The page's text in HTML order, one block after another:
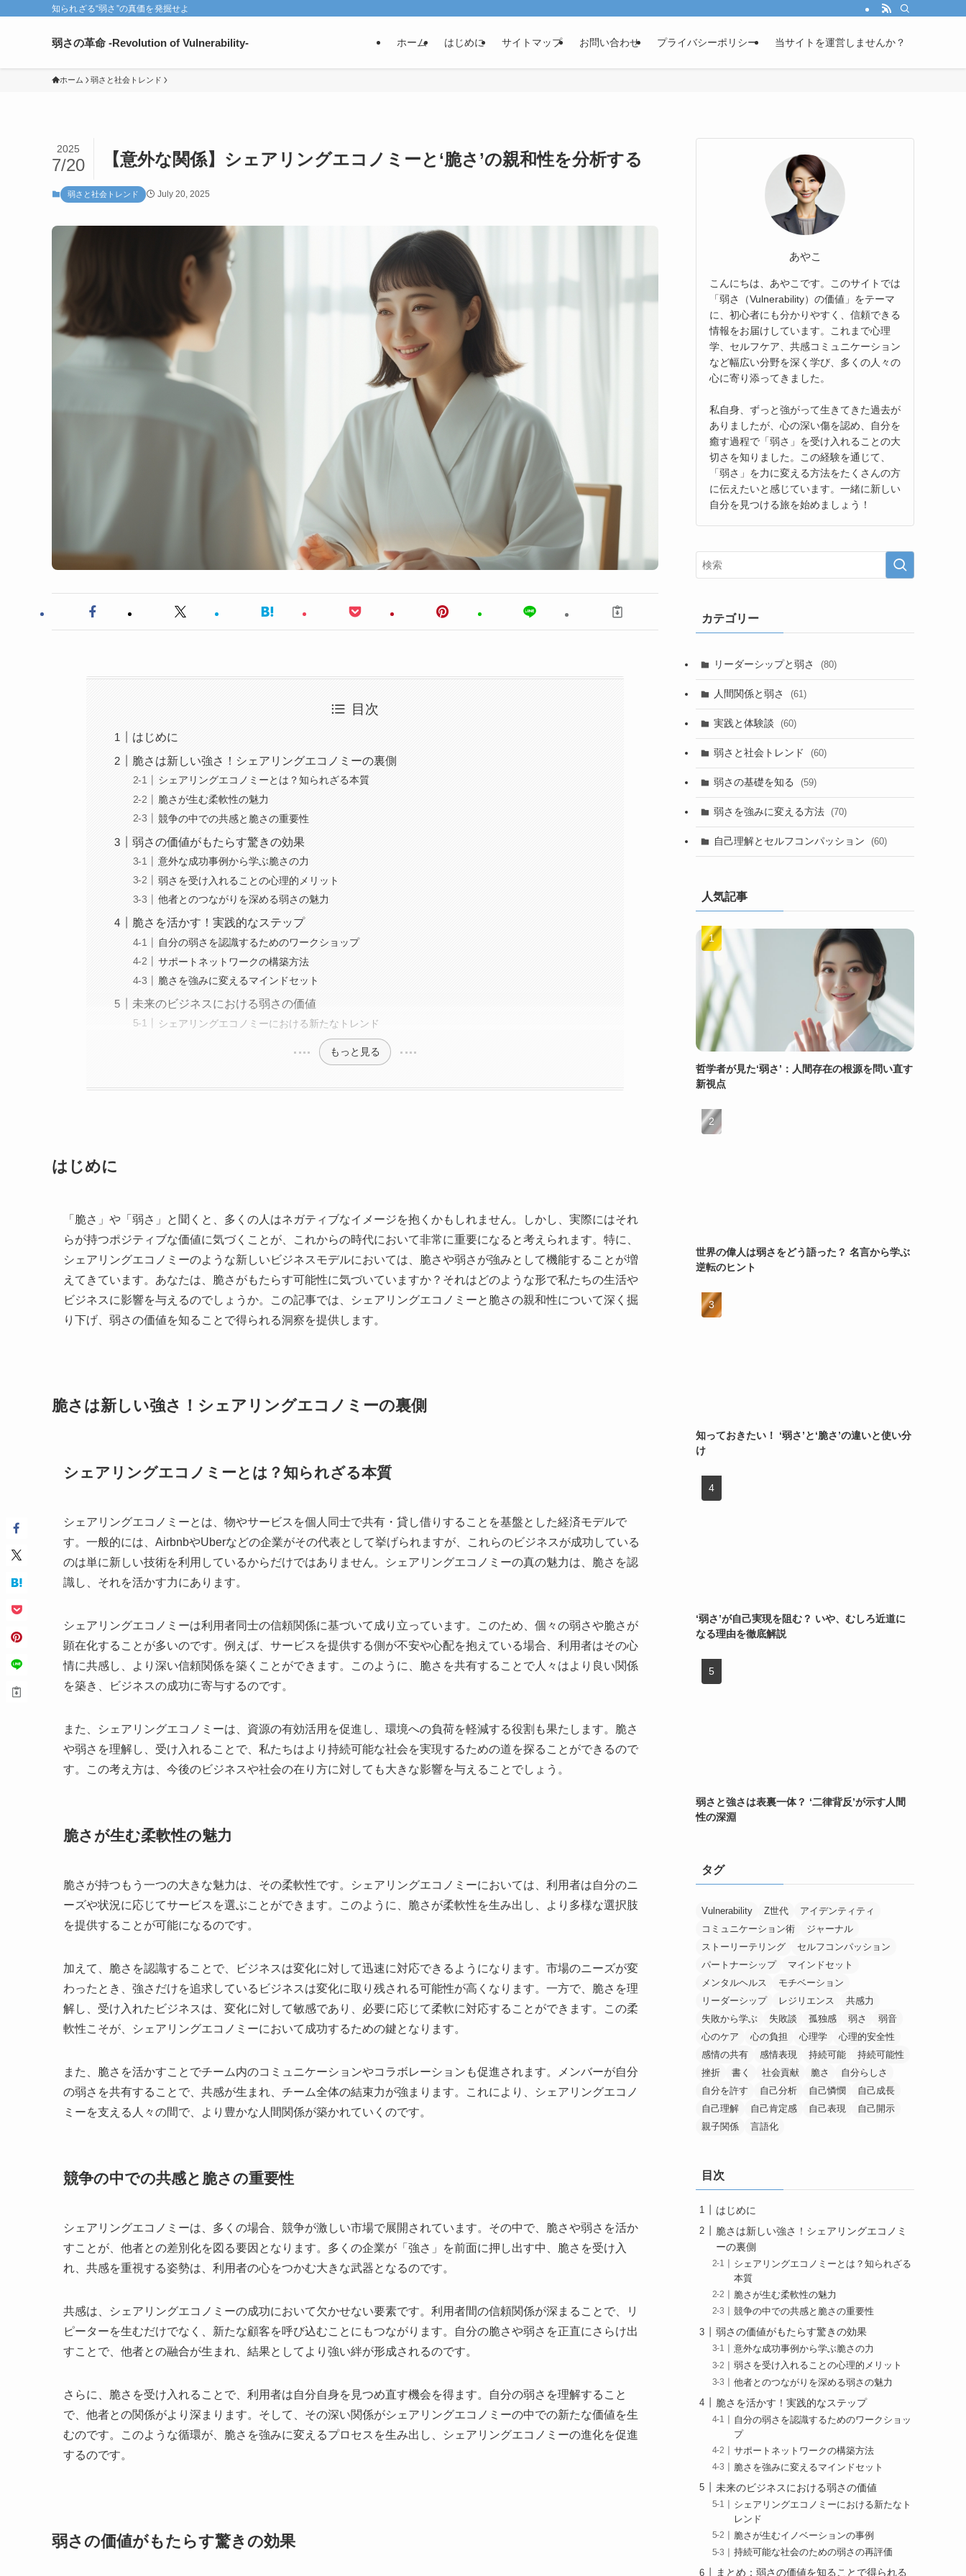
知られざる“弱さ”の真価を発掘せよ
弱さの革命 -Revolution of Vulnerability- ホーム はじめに サイトマップ お問い合わせ プライバシーポリシー 当サイトを運営しませんか？
ホーム 弱さと社会トレンド
【意外な関係】シェアリングエコノミーと‘脆さ’の親和性を分析する
2025
7/20
弱さと社会トレンド July 20, 2025
目次
はじめに
脆さは新しい強さ！シェアリングエコノミーの裏側
シェアリングエコノミーとは？知られざる本質
脆さが生む柔軟性の魅力
競争の中での共感と脆さの重要性
弱さの価値がもたらす驚きの効果
意外な成功事例から学ぶ脆さの力
弱さを受け入れることの心理的メリット
他者とのつながりを深める弱さの魅力
脆さを活かす！実践的なステップ
自分の弱さを認識するためのワークショップ
サポートネットワークの構築方法
脆さを強みに変えるマインドセット
未来のビジネスにおける弱さの価値
シェアリングエコノミーにおける新たなトレンド
もっと見る
はじめに
「脆さ」や「弱さ」と聞くと、多くの人はネガティブなイメージを抱くかもしれません。しかし、実際にはそれ
らが持つポジティブな価値に気づくことが、これからの時代において非常に重要になると考えられます。特に、
シェアリングエコノミーのような新しいビジネスモデルにおいては、脆さや弱さが強みとして機能することが増
えてきています。あなたは、脆さがもたらす可能性に気づいていますか？それはどのような形で私たちの生活や
ビジネスに影響を与えるのでしょうか。この記事では、シェアリングエコノミーと脆さの親和性について深く掘
り下げ、弱さの価値を知ることで得られる洞察を提供します。
脆さは新しい強さ！シェアリングエコノミーの裏側
シェアリングエコノミーとは？知られざる本質
シェアリングエコノミーとは、物やサービスを個人同士で共有・貸し借りすることを基盤とした経済モデルで
す。一般的には、AirbnbやUberなどの企業がその代表として挙げられますが、これらのビジネスが成功している
のは単に新しい技術を利用しているからだけではありません。シェアリングエコノミーの真の魅力は、脆さを認
識し、それを活かす力にあります。
シェアリングエコノミーは利用者同士の信頼関係に基づいて成り立っています。このため、個々の弱さや脆さが
顕在化することが多いのです。例えば、サービスを提供する側が不安や心配を抱えている場合、利用者はその心
情に共感し、より深い信頼関係を築くことができます。このように、脆さを共有することで人々はより良い関係
を築き、ビジネスの成功に寄与するのです。
また、シェアリングエコノミーは、資源の有効活用を促進し、環境への負荷を軽減する役割も果たします。脆さ
や弱さを理解し、受け入れることで、私たちはより持続可能な社会を実現するための道を探ることができるので
す。この考え方は、今後のビジネスや社会の在り方に対しても大きな影響を与えることでしょう。
脆さが生む柔軟性の魅力
脆さが持つもう一つの大きな魅力は、その柔軟性です。シェアリングエコノミーにおいては、利用者は自分のニ
ーズや状況に応じてサービスを選ぶことができます。このように、脆さが柔軟性を生み出し、より多様な選択肢
を提供することが可能になるのです。
加えて、脆さを認識することで、ビジネスは変化に対して迅速に対応できるようになります。市場のニーズが変
わったとき、強さだけを追求しているビジネスは変化に取り残される可能性が高くなります。一方で、脆さを理
解し、受け入れたビジネスは、変化に対して敏感であり、必要に応じて柔軟に対応することができます。この柔
軟性こそが、シェアリングエコノミーにおいて成功するための鍵となります。
また、脆さを活かすことでチーム内のコミュニケーションやコラボレーションも促進されます。メンバーが自分
の弱さを共有することで、共感が生まれ、チーム全体の結束力が強まります。これにより、シェアリングエコノ
ミーを支える人々の間で、より豊かな人間関係が築かれていくのです。
競争の中での共感と脆さの重要性
シェアリングエコノミーは、多くの場合、競争が激しい市場で展開されています。その中で、脆さや弱さを活か
すことが、他者との差別化を図る要因となります。多くの企業が「強さ」を前面に押し出す中、脆さを受け入
れ、共感を重視する姿勢は、利用者の心をつかむ大きな武器となるのです。
共感は、シェアリングエコノミーの成功において欠かせない要素です。利用者間の信頼関係が深まることで、リ
ピーターを生むだけでなく、新たな顧客を呼び込むことにもつながります。自分の脆さや弱さを正直にさらけ出
すことで、他者との融合が生まれ、結果としてより強い絆が形成されるのです。
さらに、脆さを受け入れることで、利用者は自分自身を見つめ直す機会を得ます。自分の弱さを理解すること
で、他者との関係がより深まります。そして、その深い関係がシェアリングエコノミーの中での新たな価値を生
むのです。このような循環が、脆さを強みに変えるプロセスを生み出し、シェアリングエコノミーの進化を促進
するのです。
弱さの価値がもたらす驚きの効果
あやこ
こんにちは、あやこです。このサイトでは
「弱さ（Vulnerability）の価値」をテーマ
に、初心者にも分かりやすく、信頼できる
情報をお届けしています。これまで心理
学、セルフケア、共感コミュニケーション
など幅広い分野を深く学び、多くの人々の
心に寄り添ってきました。
私自身、ずっと強がって生きてきた過去が
ありましたが、心の深い傷を認め、自分を
癒す過程で「弱さ」を受け入れることの大
切さを知りました。この経験を通じて、
「弱さ」を力に変える方法をたくさんの方
に伝えたいと感じています。一緒に新しい
自分を見つける旅を始めましょう！
カテゴリー
リーダーシップと弱さ (80)
人間関係と弱さ (61)
実践と体験談 (60)
弱さと社会トレンド (60)
弱さの基礎を知る (59)
弱さを強みに変える方法 (70)
自己理解とセルフコンパッション (60)
人気記事
哲学者が見た‘弱さ’：人間存在の根源を問い直す
新視点
世界の偉人は弱さをどう語った？ 名言から学ぶ
逆転のヒント
知っておきたい！ ‘弱さ’と‘脆さ’の違いと使い分
け
‘弱さ’が自己実現を阻む？ いや、むしろ近道に
なる理由を徹底解説
弱さと強さは表裏一体？ ‘二律背反’が示す人間
性の深淵
タグ
Vulnerability Z世代
アイデンティティ
コミュニケーション術
ジャーナル
ストーリーテリング
セルフコンパッション
パートナーシップ
マインドセット
メンタルヘルス
モチベーション
リーダーシップ
レジリエンス
共感力
失敗から学ぶ
失敗談 孤独感 弱さ
弱音
心のケア
心の負担 心理学
心理的安全性
感情の共有
感情表現 持続可能
持続可能性
挫折
書く 社会貢献 脆さ
自分らしさ
自分を許す
自己分析 自己憐憫
自己成長
自己理解
自己肯定感 自己表現
自己開示
親子関係
言語化
目次
はじめに
脆さは新しい強さ！シェアリングエコノミ
ーの裏側
シェアリングエコノミーとは？知られざる
本質
脆さが生む柔軟性の魅力
競争の中での共感と脆さの重要性
弱さの価値がもたらす驚きの効果
意外な成功事例から学ぶ脆さの力
弱さを受け入れることの心理的メリット
他者とのつながりを深める弱さの魅力
脆さを活かす！実践的なステップ
自分の弱さを認識するためのワークショッ
プ
サポートネットワークの構築方法
脆さを強みに変えるマインドセット
未来のビジネスにおける弱さの価値
シェアリングエコノミーにおける新たなト
レンド
脆さが生むイノベーションの事例
持続可能な社会のための弱さの再評価
まとめ：弱さの価値を知ることで得られる